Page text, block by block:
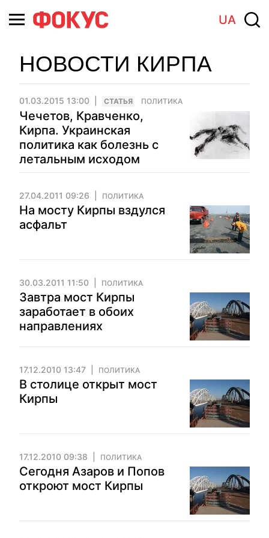
UA
НОВОСТИ КИРПА
01.03.2015 13:00 CТАТЬЯ ПОЛИТИКА
Чечетов, Кравченко,
Кирпа. Украинская
политика как болезнь с
летальным исходом
27.04.2011 09:26 ПОЛИТИКА
На мосту Кирпы вздулся
асфальт
30.03.2011 11:50 ПОЛИТИКА
Завтра мост Кирпы
заработает в обоих
направлениях
17.12.2010 13:47 ПОЛИТИКА
В столице открыт мост
Кирпы
17.12.2010 09:38 ПОЛИТИКА
Сегодня Азаров и Попов
откроют мост Кирпы